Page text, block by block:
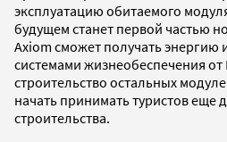
эксплуатацию обитаемого
будущем станет первой частью
Axiom сможет получать энергию
системами жизнеобеспечения
строительство остальных
начать принимать туристов еще
строительства.